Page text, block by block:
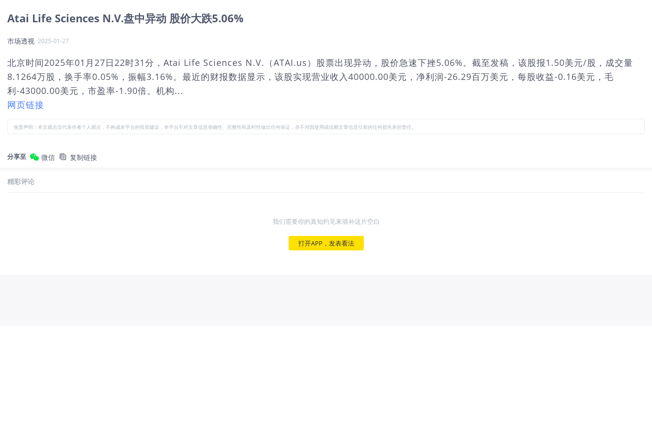
Atai Life Sciences N.V.盘中异动 股价大跌5.06%
市场透视 2025-01-27
北京时间2025年01月27日22时31分，Atai Life Sciences N.V.（ATAI.us）股票出现异动，股价急速下挫5.06%。截至发稿，该股报1.50美元/股，成交量
8.1264万股，换手率0.05%，振幅3.16%。最近的财报数据显示，该股实现营业收入40000.00美元，净利润-26.29百万美元，每股收益-0.16美元，毛
利-43000.00美元，市盈率-1.90倍。机构...
网页链接
免责声明：本文观点仅代表作者个人观点，不构成本平台的投资建议，本平台不对文章信息准确性、完整性和及时性做出任何保证，亦不对因使用或信赖文章信息引发的任何损失承担责任。
分享至 微信 复制链接
精彩评论
我们需要你的真知灼见来填补这片空白
打开APP，发表看法